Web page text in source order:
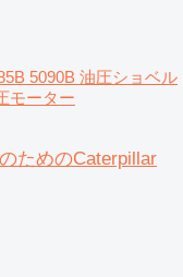
5090B 油圧ショベル
モーター
ためのCaterpillar